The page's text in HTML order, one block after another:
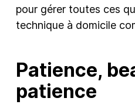
pour gérer toutes ces
technique à domicile
Patience,
patience